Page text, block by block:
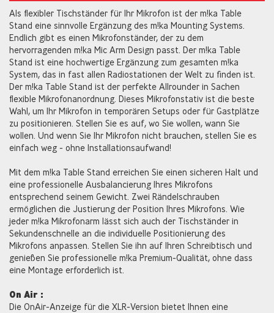
Als flexibler Tischständer für Ihr Mikrofon ist der m!ka Table
Stand eine sinnvolle Ergänzung des m!ka Mounting Systems.
Endlich gibt es einen Mikrofonständer, der zu dem
hervorragenden m!ka Mic Arm Design passt. Der m!ka Table
Stand ist eine hochwertige Ergänzung zum gesamten m!ka
System, das in fast allen Radiostationen der Welt zu finden ist.
Der m!ka Table Stand ist der perfekte Allrounder in Sachen
flexible Mikrofonanordnung. Dieses Mikrofonstativ ist die beste
Wahl, um Ihr Mikrofon in temporären Setups oder für Gastplätze
zu positionieren. Stellen Sie es auf, wo Sie wollen, wann Sie
wollen. Und wenn Sie Ihr Mikrofon nicht brauchen, stellen Sie es
einfach weg - ohne Installationsaufwand!
Mit dem m!ka Table Stand erreichen Sie einen sicheren Halt und
eine professionelle Ausbalancierung Ihres Mikrofons
entsprechend seinem Gewicht. Zwei Rändelschrauben
ermöglichen die Justierung der Position Ihres Mikrofons. Wie
jeder m!ka Mikrofonarm lässt sich auch der Tischständer in
Sekundenschnelle an die individuelle Positionierung des
Mikrofons anpassen. Stellen Sie ihn auf Ihren Schreibtisch und
genießen Sie professionelle m!ka Premium-Qualität, ohne dass
eine Montage erforderlich ist.
On Air :
Die OnAir-Anzeige für die XLR-Version bietet Ihnen eine